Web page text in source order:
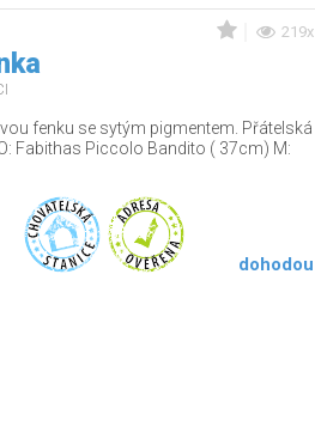
219x
fenku se sytým pigmentem. Přátelská
Fabithas Piccolo Bandito ( 37cm) M:
dohodou